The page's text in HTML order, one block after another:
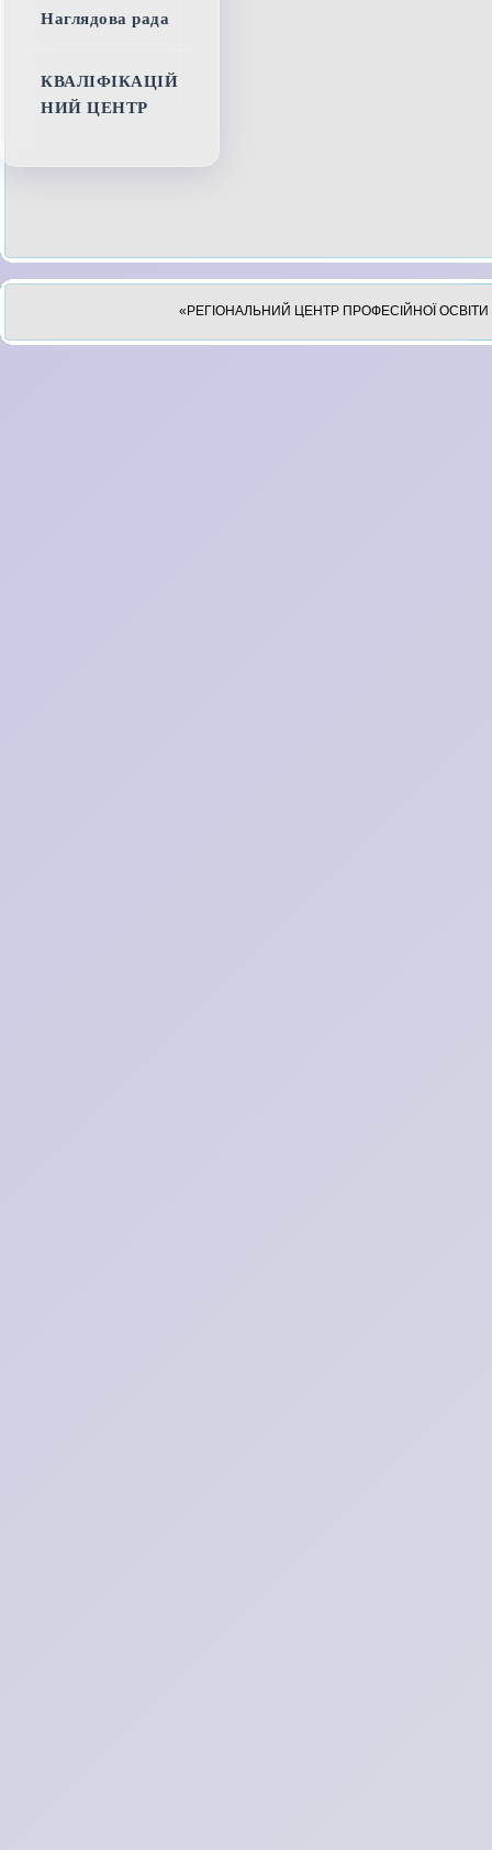
Наглядова рада
КВАЛІФІКАЦІЙ
НИЙ ЦЕНТР
«РЕГІОНАЛЬНИЙ ЦЕНТР ПРОФЕСІЙНОЇ